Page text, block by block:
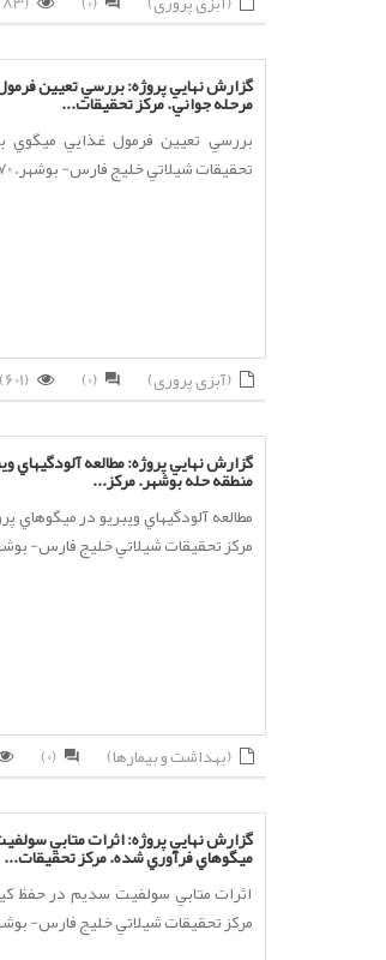
مرحله جواني. مركز تحقيقات...
تحقيقات شيلاتي خليج فارس- بوشهر. 1370.
(601) (0) (آبزی پروری)
گزارش نهايي پروژه: مطالعه
منطقه حله بوشهر. مركز...
مطالعه آلودگيهاي ويبريو در
مركز تحقيقات شيلاتي خليج فارس- بوشهر.
(0) (بهداشت و بیمارها)
گزارش نهايي پروژه: اثرات متابي
ميگوهاي فرآوري شده. مركز تحقيقات...
اثرات متابي سولفيت سديم در حفظ
مركز تحقيقات شيلاتي خليج فارس-